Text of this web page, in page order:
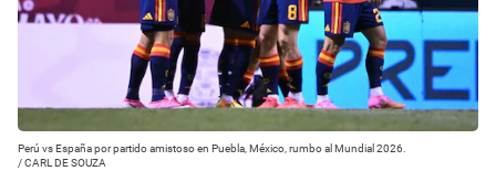
Perú vs España por partido amistoso en Puebla, México, rumbo al Mundial 2026.
/CARL DE SOUZA